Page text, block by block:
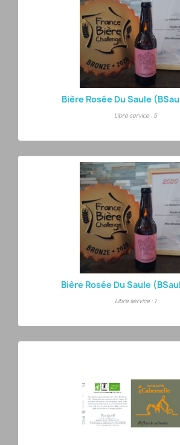
Bière Rosée Du Saule
Libre service : 5
Bière Rosée Du Saule
Libre service : 1